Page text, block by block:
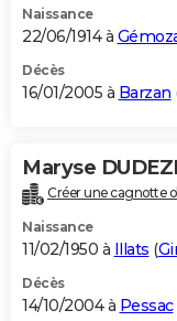
Naissance
22/06/1914 à
Décès
16/01/2005 à Barzan
Maryse
Créer une cagnotte
Naissance
11/02/1950 à Illats (
Décès
14/10/2004 à Pessac